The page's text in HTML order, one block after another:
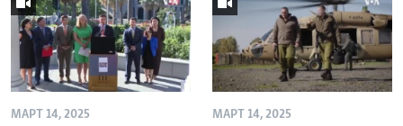
МАРТ 14, 2025 МАРТ 14, 2025